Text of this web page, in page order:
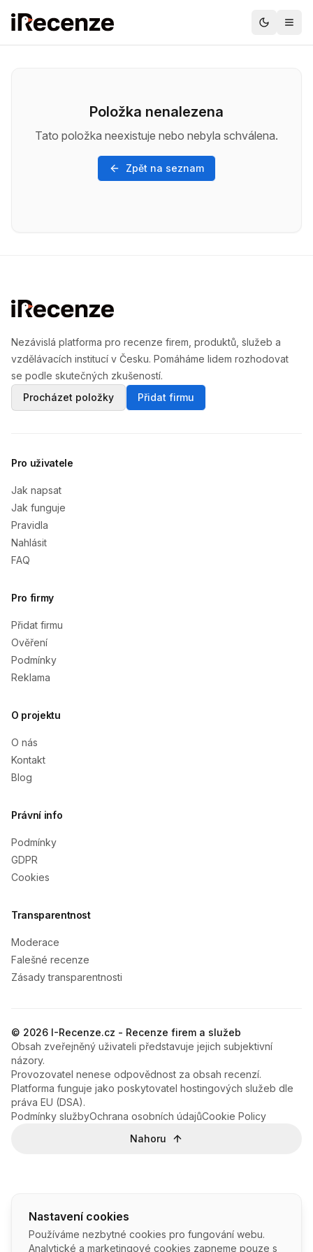
Položka nenalezena
Tato položka neexistuje nebo nebyla schválena.
Zpět na seznam
Nastavení cookies
Používáme nezbytné cookies pro fungování webu.
Analytické a marketingové cookies zapneme pouze s
Nezávislá platforma pro recenze firem, produktů, služeb a
vzdělávacích institucí v Česku. Pomáháme lidem rozhodovat
se podle skutečných zkušeností.
Procházet položky
Přidat firmu
Pro uživatele
Jak napsat
Jak funguje
Pravidla
Nahlásit
FAQ
Pro firmy
Přidat firmu
Ověření
Podmínky
Reklama
O projektu
O nás
Kontakt
Blog
Právní info
Podmínky
GDPR
Cookies
Transparentnost
Moderace
Falešné recenze
Zásady transparentnosti
© 2026 I-Recenze.cz - Recenze firem a služeb
Obsah zveřejněný uživateli představuje jejich subjektivní
názory.
Provozovatel nenese odpovědnost za obsah recenzí.
Platforma funguje jako poskytovatel hostingových služeb dle
práva EU (DSA).
Podmínky službyOchrana osobních údajůCookie Policy
Nahoru